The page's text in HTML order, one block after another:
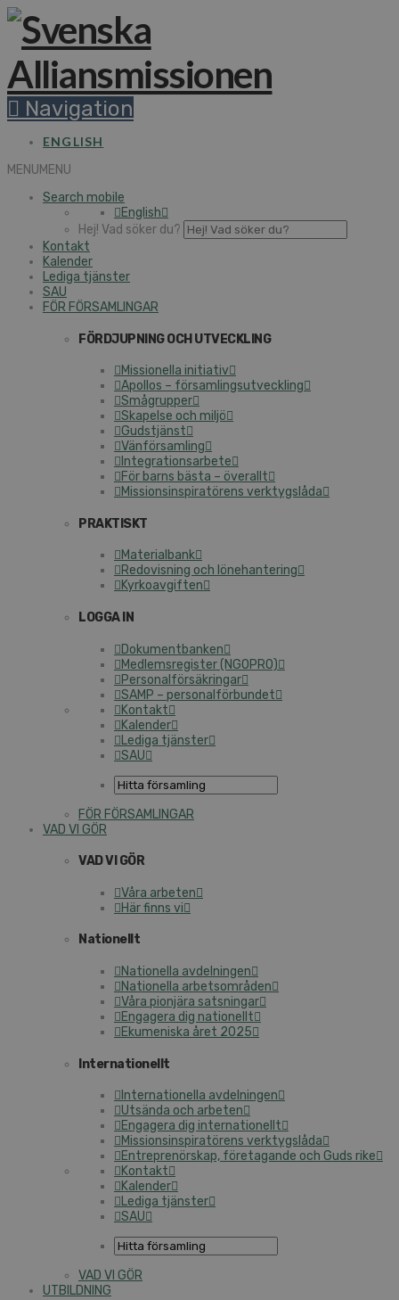
Navigation
ENGLISH
MENUMENU
Search mobile
English
Hej! Vad söker du?
Kontakt
Kalender
Lediga tjänster
SAU
FÖR FÖRSAMLINGAR
FÖRDJUPNING OCH UTVECKLING
Missionella initiativ
Apollos – församlingsutveckling
Smågrupper
Skapelse och miljö
Gudstjänst
Vänförsamling
Integrationsarbete
För barns bästa – överallt
Missionsinspiratörens verktygslåda
PRAKTISKT
Materialbank
Redovisning och lönehantering
Kyrkoavgiften
LOGGA IN
Dokumentbanken
Medlemsregister (NGOPRO)
Personalförsäkringar
SAMP – personalförbundet
Kontakt
Kalender
Lediga tjänster
SAU
FÖR FÖRSAMLINGAR
VAD VI GÖR
VAD VI GÖR
Våra arbeten
Här finns vi
Nationellt
Nationella avdelningen
Nationella arbetsområden
Våra pionjära satsningar
Engagera dig nationellt
Ekumeniska året 2025
Internationellt
Internationella avdelningen
Utsända och arbeten
Engagera dig internationellt
Missionsinspiratörens verktygslåda
Entreprenörskap, företagande och Guds rike
Kontakt
Kalender
Lediga tjänster
SAU
VAD VI GÖR
UTBILDNING